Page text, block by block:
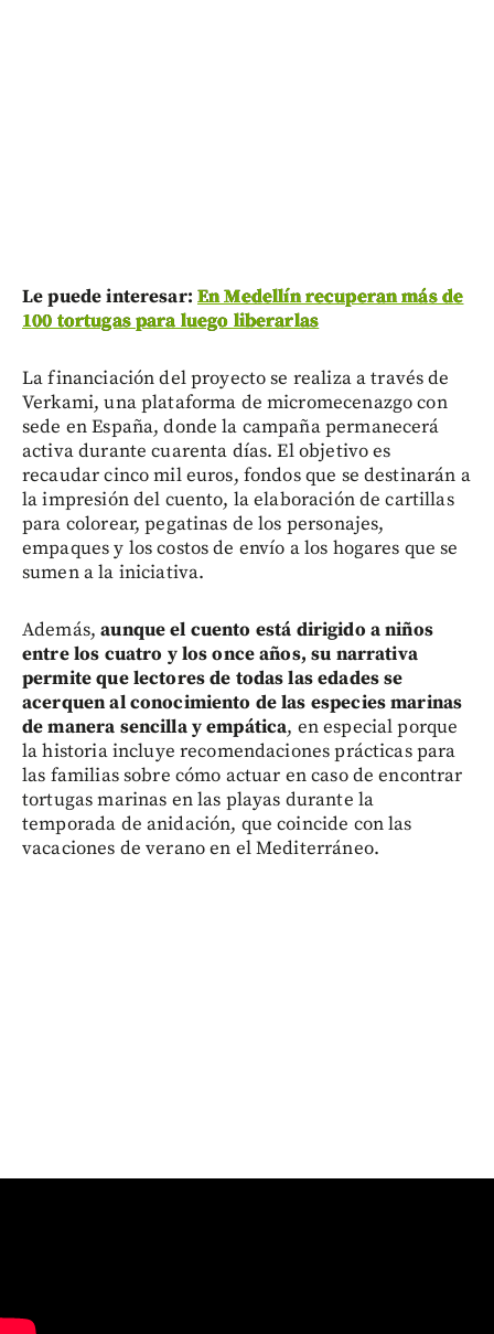
Le puede interesar: En Medellín recuperan más de
100 tortugas para luego liberarlas
La financiación del proyecto se realiza a través de
Verkami, una plataforma de micromecenazgo con
sede en España, donde la campaña permanecerá
activa durante cuarenta días. El objetivo es
recaudar cinco mil euros, fondos que se destinarán a
la impresión del cuento, la elaboración de cartillas
para colorear, pegatinas de los personajes,
empaques y los costos de envío a los hogares que se
sumen a la iniciativa.
Además,aunque el cuento está dirigido a niños
entre los cuatro y los once años, su narrativa
permite que lectores de todas las edades se
acerquen al conocimiento de las especies marinas
de manera sencilla y empática, en especial porque
la historia incluye recomendaciones prácticas para
las familias sobre cómo actuar en caso de encontrar
tortugas marinas en las playas durante la
temporada de anidación, que coincide con las
vacaciones de verano en el Mediterráneo.